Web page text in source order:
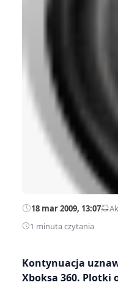
18 mar 2009, 13:07—
1 minuta czytania
Kontynuacja
Xboksa 360. Plotki